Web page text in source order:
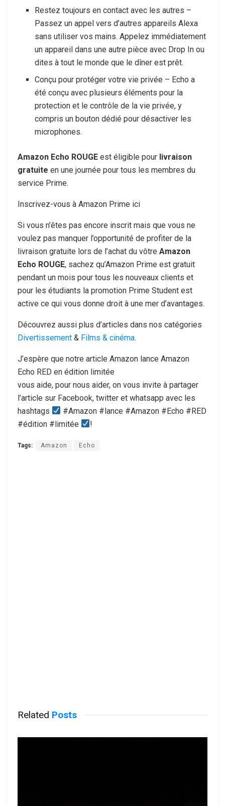
Restez toujours en contact avec les autres –
Passez un appel vers d’autres appareils Alexa
sans utiliser vos mains. Appelez immédiatement
un appareil dans une autre pièce avec Drop In ou
dites à tout le monde que le dîner est prêt.
Conçu pour protéger votre vie privée – Echo a
été conçu avec plusieurs éléments pour la
protection et le contrôle de la vie privée, y
compris un bouton dédié pour désactiver les
microphones.
Amazon Echo ROUGE est éligible pour livraison
gratuite en une journée pour tous les membres du
service Prime.
Inscrivez-vous à Amazon Prime ici
Si vous n’êtes pas encore inscrit mais que vous ne
voulez pas manquer l’opportunité de profiter de la
livraison gratuite lors de l’achat du vôtre Amazon
Echo ROUGE, sachez qu’Amazon Prime est gratuit
pendant un mois pour tous les nouveaux clients et
pour les étudiants la promotion Prime Student est
active ce qui vous donne droit à une mer d’avantages.
Découvrez aussi plus d’articles dans nos catégories
Divertissement & Films & cinéma.
J’espère que notre article Amazon lance Amazon
Echo RED en édition limitée
vous aide, pour nous aider, on vous invite à partager
l’article sur Facebook, twitter et whatsapp avec les
hashtags
#Amazon #lance #Amazon #Echo #RED
#édition #limitée
!
Tags: Amazon Echo
Related Posts